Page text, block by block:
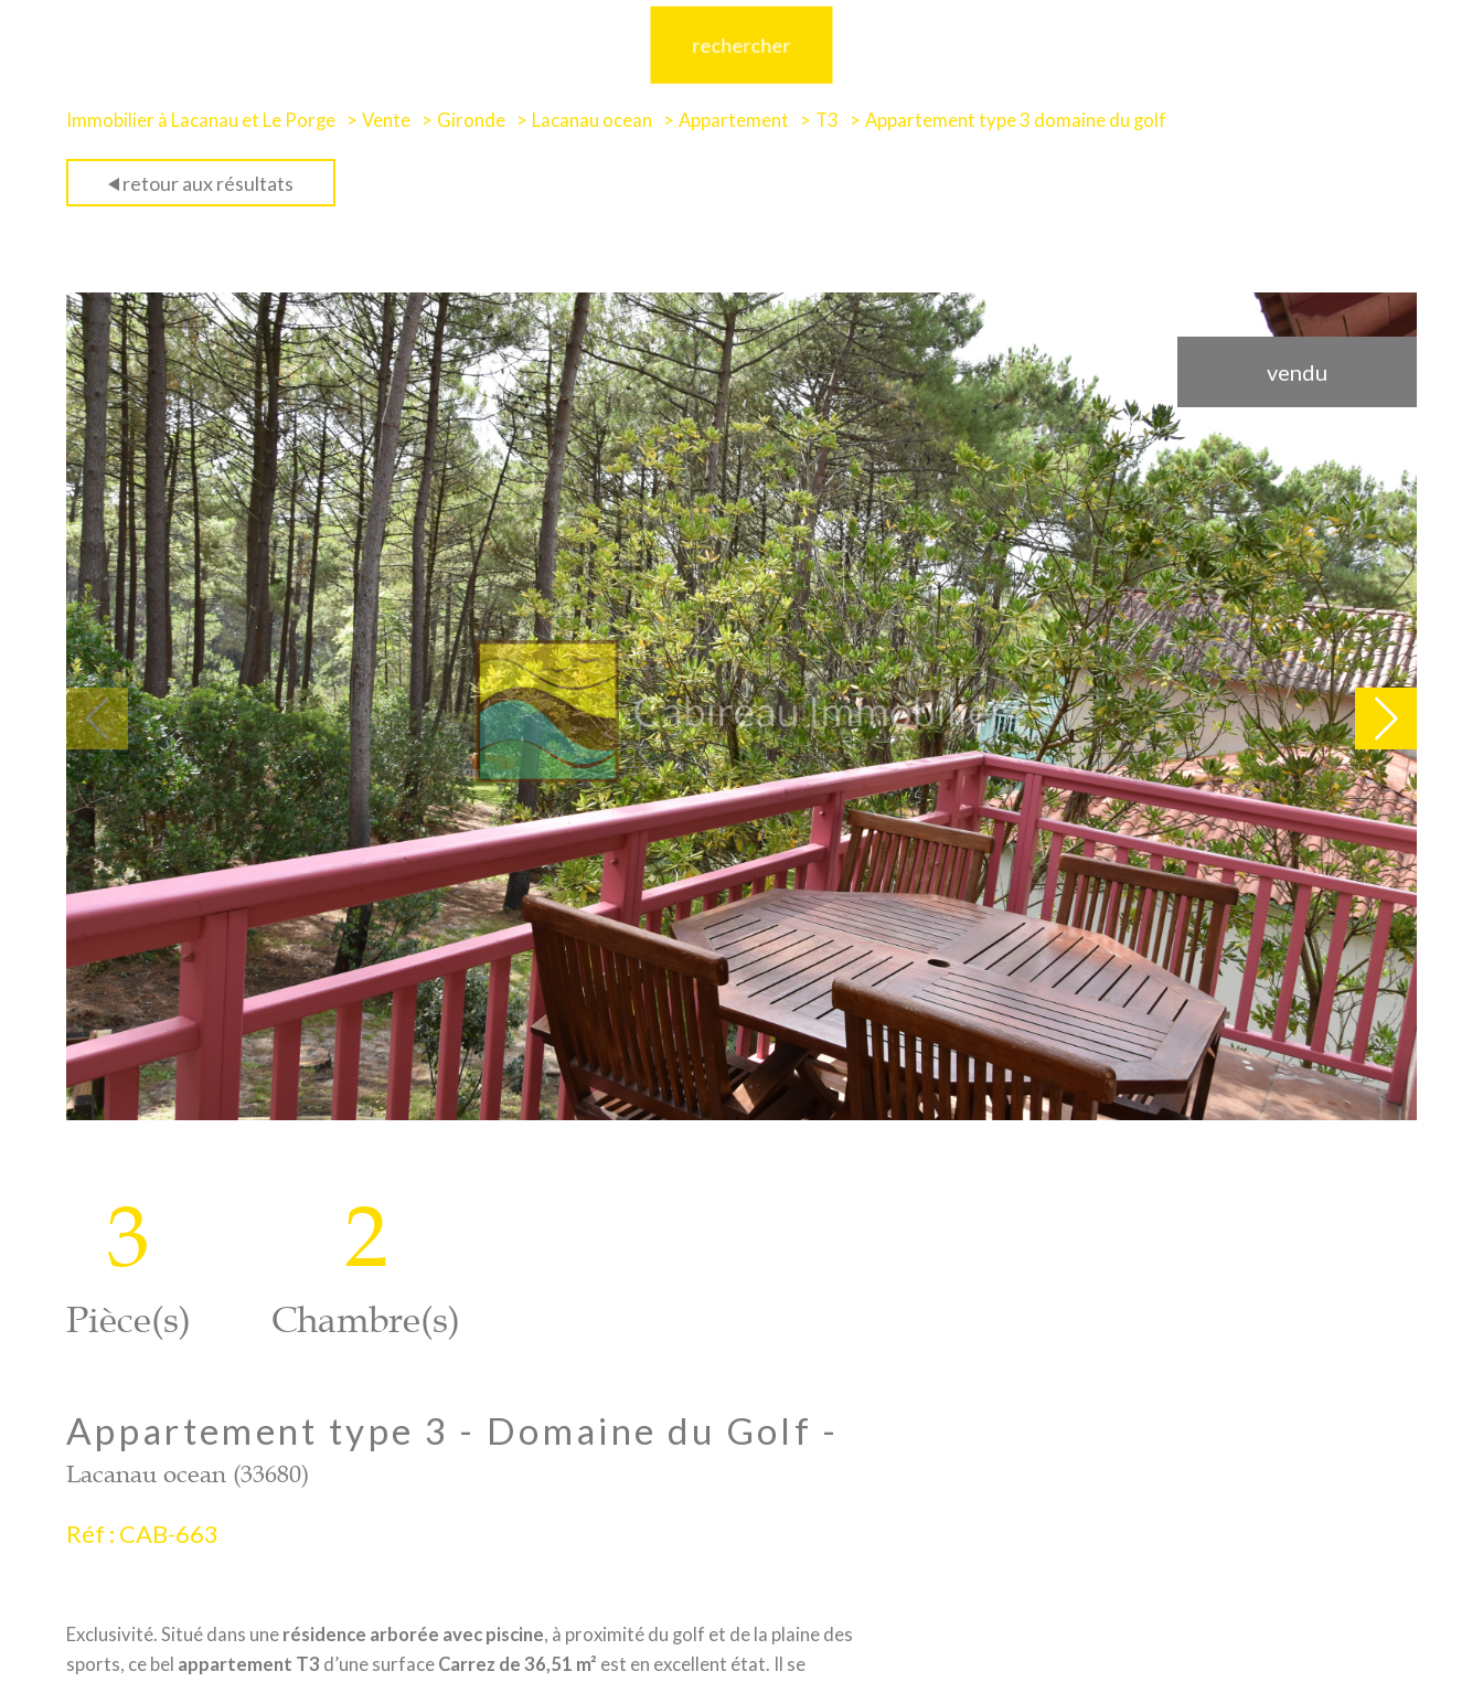
rechercher
Immobilier à Lacanau et Le Porge Vente Gironde Lacanau ocean Appartement T3 Appartement type 3 domaine du golf
retour aux résultats
vendu
3
Pièce(s)
2
Chambre(s)
Appartement type 3 - Domaine du Golf -
Lacanau ocean (33680)
Réf : CAB-663
Exclusivité. Situé dans une résidence arborée avec piscine, à proximité du golf et de la plaine des
sports, ce bel appartement T3 d’une surface Carrez de 36,51 m² est en excellent état. Il se